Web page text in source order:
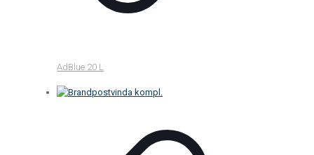
AdBlue 20 L